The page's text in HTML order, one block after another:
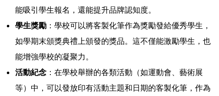
能吸引學生報名，還能提升品牌認知度。
學生獎勵 ：學校可以將客製化筆作為獎勵發給優秀學生，
如學期末頒獎典禮上頒發的獎品。這不僅能激勵學生，也
能增強學校的凝聚力。
活動紀念 ：在學校舉辦的各類活動（如運動會、藝術展
等）中，可以發放印有活動主題和日期的客製化筆，作為